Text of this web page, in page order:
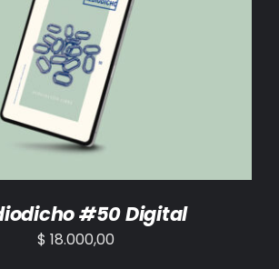
AL CARRITO /
#50 Digital
$ 18.000,00